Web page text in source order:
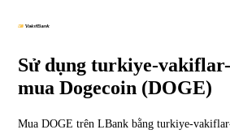
Sử dụng turkiye-
mua Dogecoin (DOGE)
Mua DOGE trên LBank bằng turkiye-